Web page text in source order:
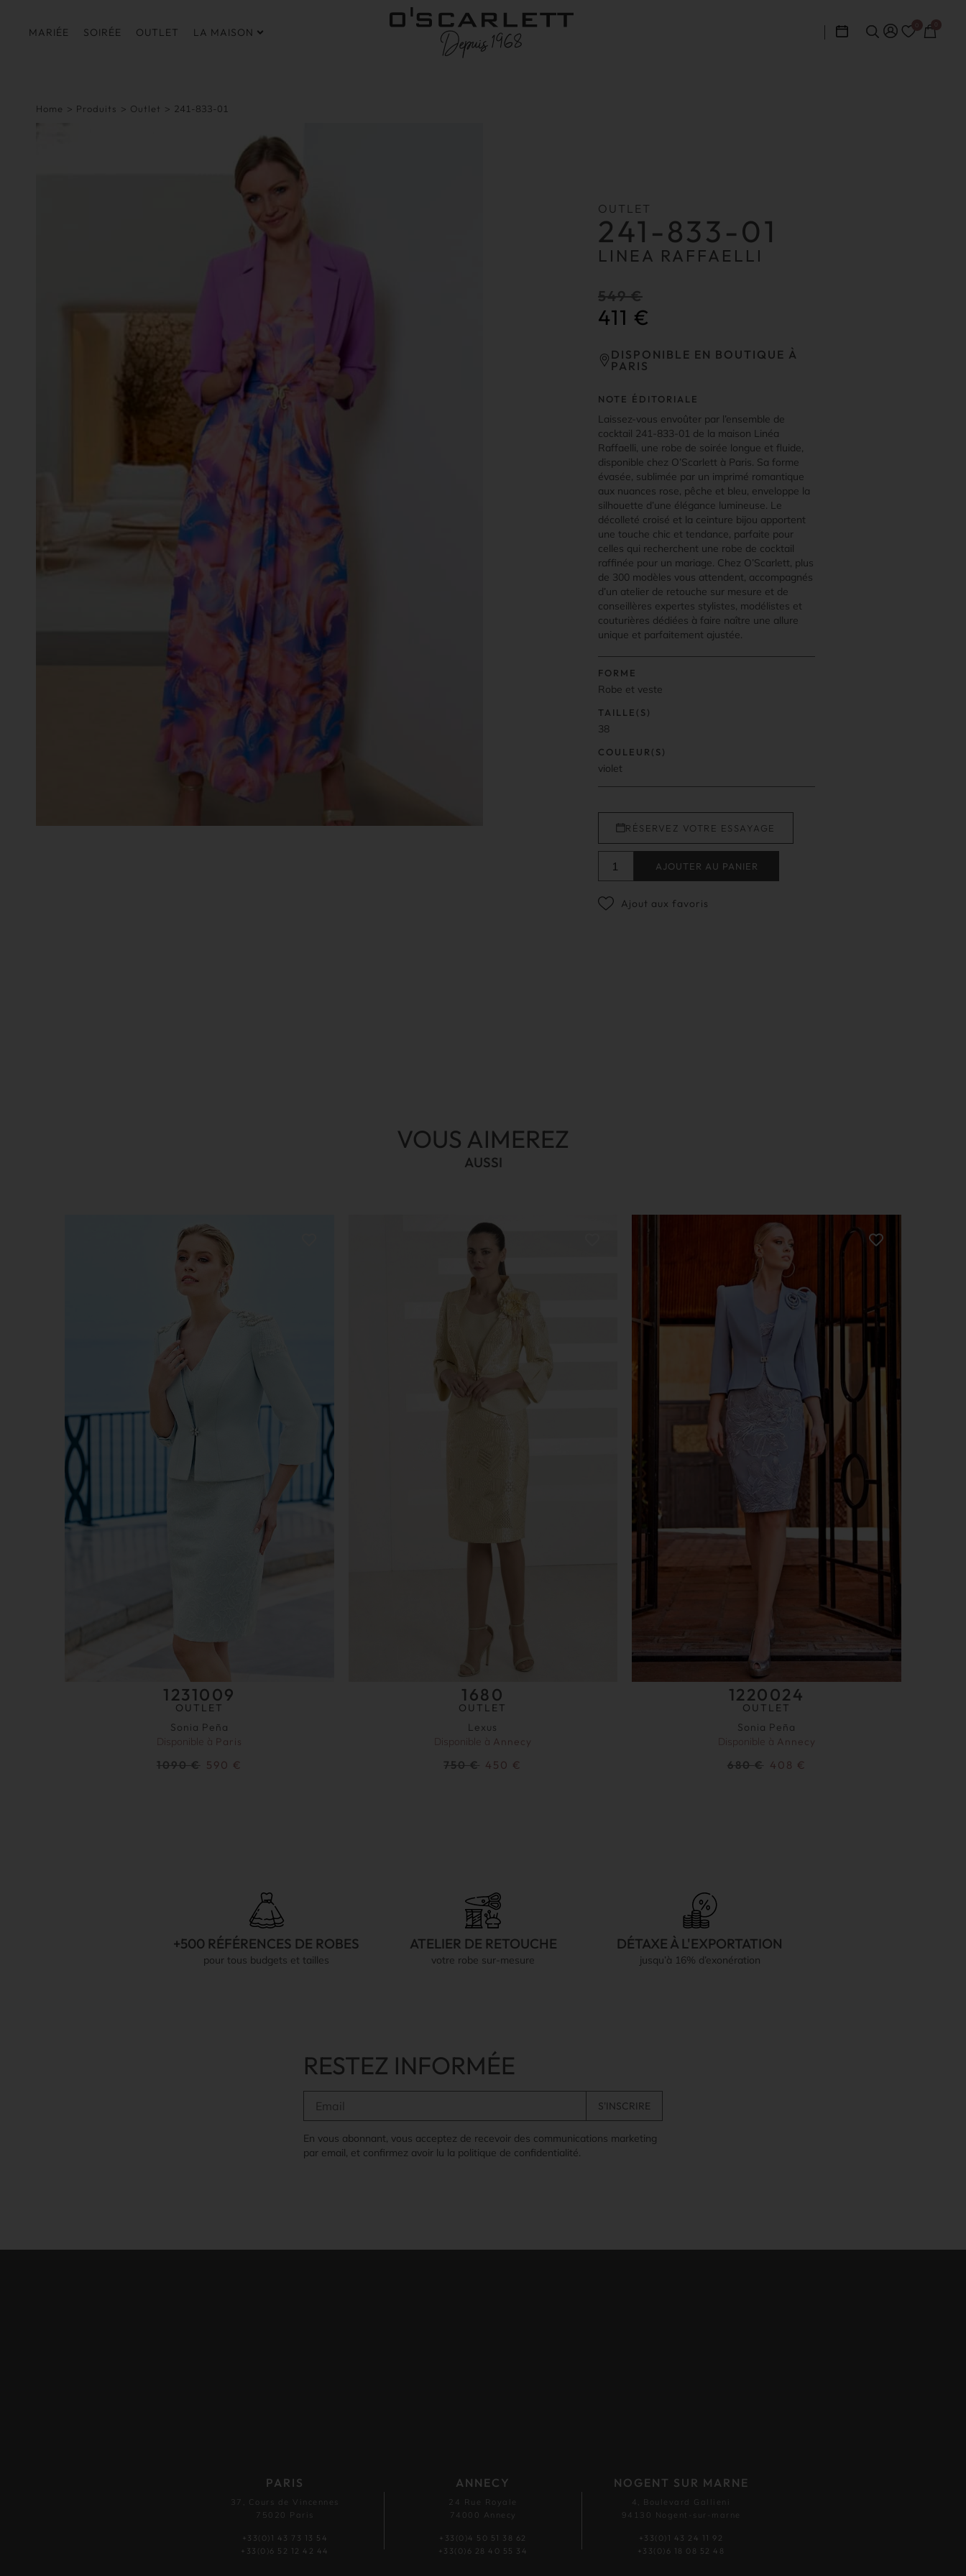
MARIÉE SOIRÉE OUTLET LA MAISON
Home > Produits > Outlet > 241-833-01
OUTLET
241-833-01
LINEA RAFFAELLI
549€
411 €
DISPONIBLE EN BOUTIQUE À
PARIS
NOTE ÉDITORIALE
Laissez-vous envoûter par l’ensemble de
cocktail 241-833-01 de la maison Linéa
Raffaelli, une robe de soirée longue et fluide,
disponible chez O’Scarlett à Paris. Sa forme
évasée, sublimée par un imprimé romantique
aux nuances rose, pêche et bleu, enveloppe la
silhouette d’une élégance lumineuse. Le
décolleté croisé et la ceinture bijou apportent
une touche chic et tendance, parfaite pour
celles qui recherchent une robe de cocktail
raffinée pour un mariage. Chez O’Scarlett, plus
de 300 modèles vous attendent, accompagnés
d’un atelier de retouche sur mesure et de
conseillères expertes stylistes, modélistes et
couturières dédiées à faire naître une allure
unique et parfaitement ajustée.
FORME
Robe et veste
TAILLE(S)
38
COULEUR(S)
violet
RÉSERVEZ VOTRE ESSAYAGE
AJOUTER AU PANIER
Ajout aux favoris
VOUS AIMEREZ
AUSSI
1231009
OUTLET
Sonia Peña
Disponible à Paris
1090€ 590 €
1680
OUTLET
Lexus
Disponible à Annecy
750€ 450 €
1220024
OUTLET
Sonia Peña
Disponible à Annecy
680€ 408 €
+500 RÉFÉRENCES DE ROBES
pour tous budgets et tailles
ATELIER DE RETOUCHE
votre robe sur-mesure
DÉTAXE À L'EXPORTATION
jusqu’à 16% d’exonération
RESTEZ INFORMÉE
En vous abonnant, vous acceptez de recevoir des communications marketing
par email, et confirmez avoir lu la politique de confidentialité.
PARIS
37, Cours de Vincennes
75020 Paris
+33(0)1 43 73 13 54
+33(0)6 52 12 42 44
ANNECY
24 Rue Royale
74000 Annecy
+33(0)4 50 51 38 62
+33(0)6 28 40 55 34
NOGENT SUR MARNE
4, Boulevard Gallieni
94130 Nogent-sur-marne
+33(0)1 43 24 11 92
+33(0)6 18 08 52 48